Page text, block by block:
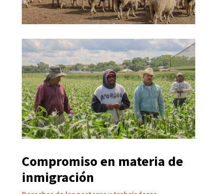
Compromiso en materia de
inmigración